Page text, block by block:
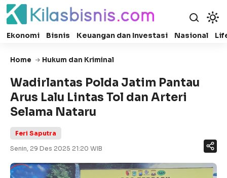
Ekonomi Bisnis Keuangan dan Investasi Nasional
Home Hukum dan Kriminal
Wadirlantas Polda Jatim Pantau
Arus Lalu Lintas Tol dan Arteri
Selama Nataru
Feri Saputra
Senin, 29 Des 2025 21:20 WIB